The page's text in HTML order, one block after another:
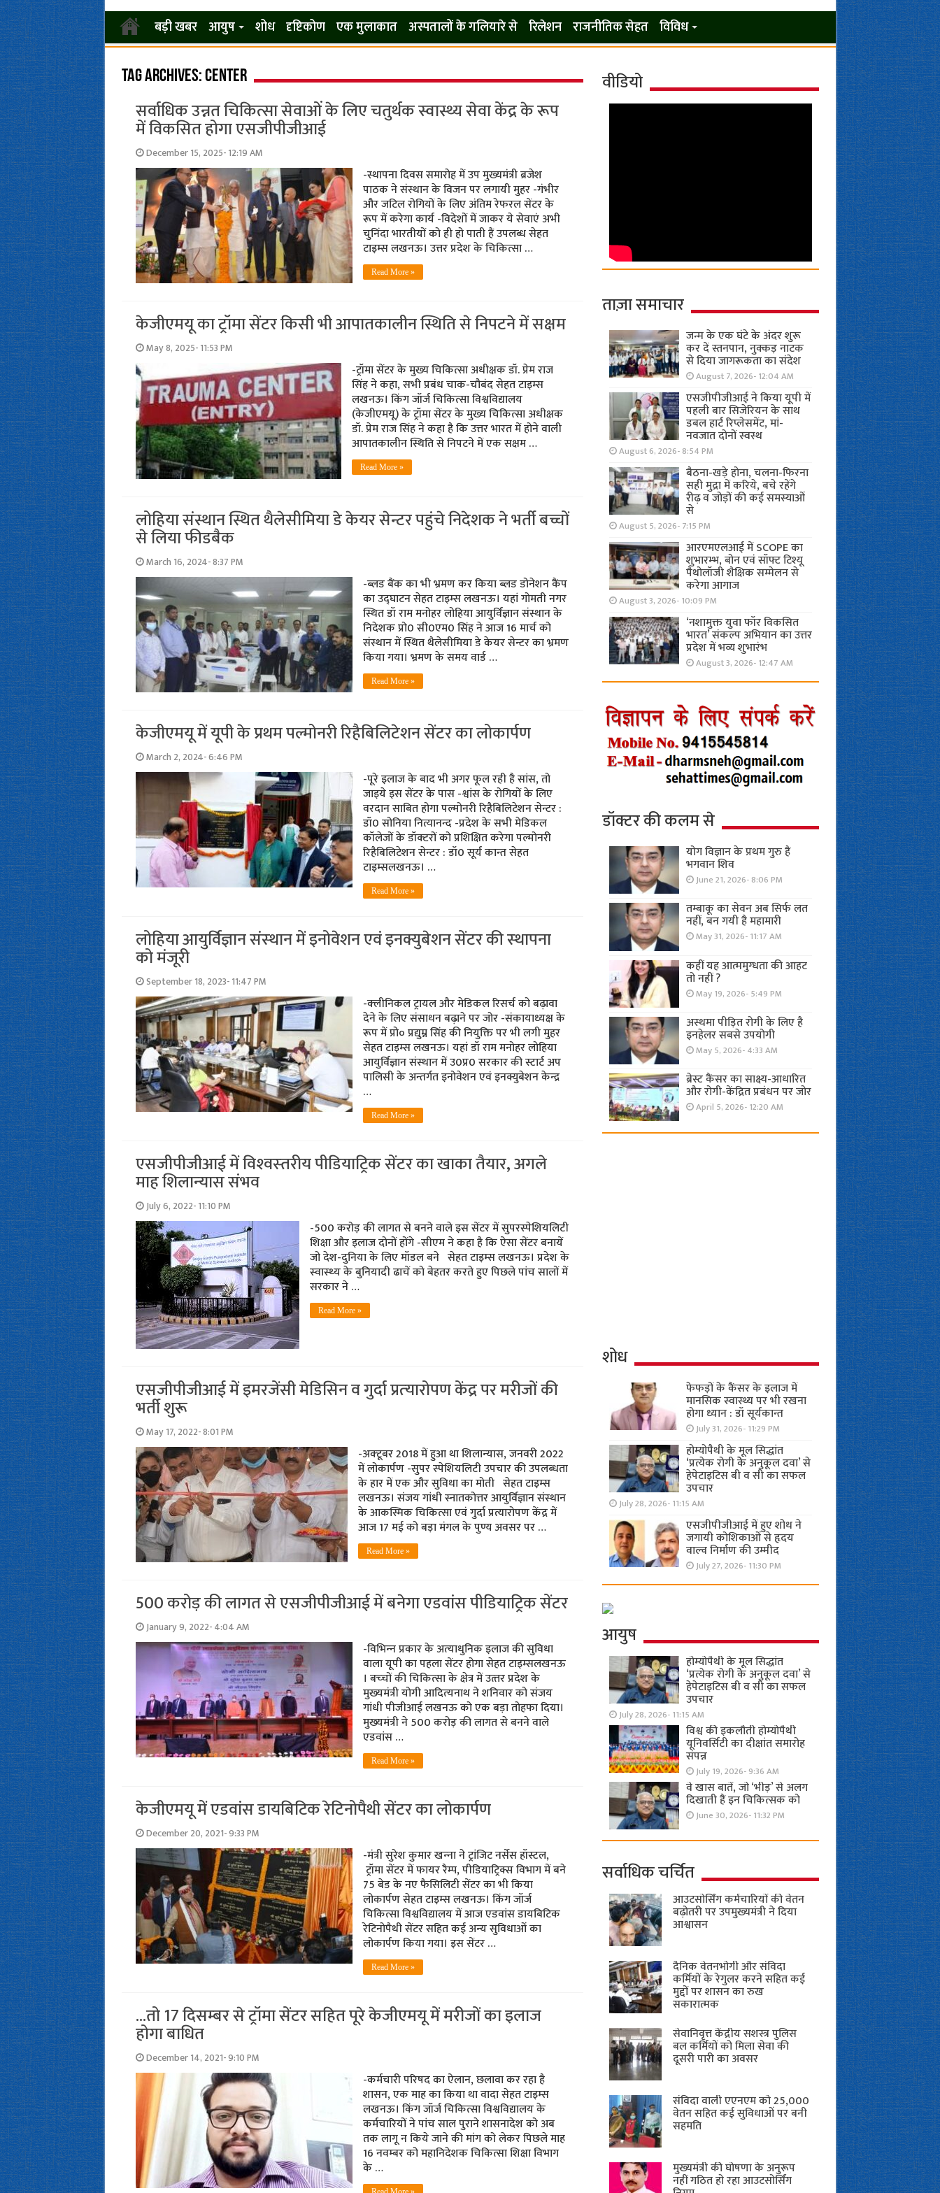
बड़ी खबर आयुष शोध दृष्टिकोण एक मुलाकात अस्पतालों के गलियारे से रिलेशन राजनीतिक सेहत विविध
Tag Archives:Center
सर्वाधिक उन्नत चिकित्सा सेवाओं के लिए चतुर्थक स्वास्थ्य सेवा केंद्र के रूप
में विकसित होगा एसजीपीजीआई
December 15, 2025- 12:19 AM
-स्थापना दिवस समारोह में उप मुख्यमंत्री ब्रजेश
पाठक ने संस्थान के विजन पर लगायी मुहर -गंभीर
और जटिल रोगियों के लिए अंतिम रेफरल सेंटर के
रूप में करेगा कार्य -विदेशों में जाकर ये सेवाएं अभी
चुनिंदा भारतीयों को ही हो पाती हैं उपलब्ध सेहत
टाइम्स लखनऊ। उत्तर प्रदेश के चिकित्सा …
Read More »
केजीएमयू का ट्रॉमा सेंटर किसी भी आपातकालीन स्थिति से निपटने में सक्षम
May 8, 2025- 11:53 PM
-ट्रॉमा सेंटर के मुख्य चिकित्सा अधीक्षक डॉ. प्रेम राज
सिंह ने कहा, सभी प्रबंध चाक-चौबंद सेहत टाइम्स
लखनऊ। किंग जॉर्ज चिकित्सा विश्वविद्यालय
(केजीएमयू) के ट्रॉमा सेंटर के मुख्य चिकित्सा अधीक्षक
डॉ. प्रेम राज सिंह ने कहा है कि उत्तर भारत में होने वाली
आपातकालीन स्थिति से निपटने में एक सक्षम …
Read More »
लोहिया संस्थान स्थित थैलेसीमिया डे केयर सेन्टर पहुंचे निदेशक ने भर्ती बच्चों
से लिया फीडबैक
March 16, 2024- 8:37 PM
-ब्लड बैंक का भी भ्रमण कर किया ब्लड डोनेशन कैंप
का उद्घाटन सेहत टाइम्स लखनऊ। यहां गोमती नगर
स्थित डॉ राम मनोहर लोहिया आयुर्विज्ञान संस्थान के
निदेशक प्रो0 सी0एम0 सिंह ने आज 16 मार्च को
संस्थान में स्थित थैलेसीमिया डे केयर सेन्टर का भ्रमण
किया गया। भ्रमण के समय वार्ड …
Read More »
केजीएमयू में यूपी के प्रथम पल्मोनरी रिहैबिलिटेशन सेंटर का लोकार्पण
March 2, 2024- 6:46 PM
-पूरे इलाज के बाद भी अगर फूल रही है सांस, तो
जाइये इस सेंटर के पास -श्वांस के रोगियों के लिए
वरदान साबित होगा पल्मोनरी रिहैबिलिटेशन सेन्टर :
डॉ0 सोनिया नित्यानन्द -प्रदेश के सभी मेडिकल
कॉलेजों के डॉक्टरों को प्रशिक्षित करेगा पल्मोनरी
रिहैबिलिटेशन सेन्टर : डॉ0 सूर्य कान्त सेहत
टाइम्सलखनऊ। …
Read More »
लोहिया आयुर्विज्ञान संस्‍थान में इनोवेशन एवं इनक्युबेशन सेंटर की स्‍थापना
को मंजूरी
September 18, 2023- 11:47 PM
-क्‍लीनिकल ट्रायल और मेडिकल रिसर्च को बढ़ावा
देने के लिए संसाधन बढ़ाने पर जोर -संकायाध्यक्ष के
रूप में प्रो० प्रद्युम्न सिंह की नियुक्ति पर भी लगी मुहर
सेहत टाइम्‍स लखनऊ। यहां डॉ राम मनोहर लोहिया
आयुर्विज्ञान संस्‍थान में उ0प्र0 सरकार की स्टार्ट अप
पालिसी के अन्तर्गत इनोवेशन एवं इनक्युबेशन केन्द्र
…
Read More »
एसजीपीजीआई में विश्‍वस्‍तरीय पीडियाट्रिक सेंटर का खाका तैयार, अगले
माह शिलान्‍यास संभव
July 6, 2022- 11:10 PM
-500 करोड़ की लागत से बनने वाले इस सेंटर में सुपरस्‍पेशियलिटी
शिक्षा और इलाज दोनों होंगे -सीएम ने कहा है कि ऐसा सेंटर बनायें
जो देश-दुनिया के लिए मॉडल बने सेहत टाइम्‍स लखनऊ। प्रदेश के
स्‍वास्‍थ्‍य के बुनियादी ढाचें को बेहतर करते हुए पिछले पांच सालों में
सरकार ने …
Read More »
एसजीपीजीआई में इमरजेंसी मेडिसिन व गुर्दा प्रत्‍यारोपण केंद्र पर मरीजों की
भर्ती शुरू
May 17, 2022- 8:01 PM
-अक्‍टूबर 2018 में हुआ था शिलान्‍यास, जनवरी 2022
में लोकार्पण -सुपर स्‍पेशियलिटी उपचार की उपलब्‍धता
के हार में एक और सुविधा का मोती सेहत टाइम्‍स
लखनऊ। संजय गांधी स्नातकोत्तर आयुर्विज्ञान संस्थान
के आकस्मिक चिकित्सा एवं गुर्दा प्रत्यारोपण केंद्र में
आज 17 मई को बड़ा मंगल के पुण्य अवसर पर …
Read More »
500 करोड़ की लागत से एसजीपीजीआई में बनेगा एडवांस पीडियाट्रिक सेंटर
January 9, 2022- 4:04 AM
-विभिन्‍न प्रकार के अत्‍याधुनिक इलाज की सुविधा
वाला यूपी का पहला सेंटर होगा सेहत टाइम्‍सलखनऊ
। बच्‍चों की चिकित्‍सा के क्षेत्र में उत्‍तर प्रदेश के
मुख्‍यमंत्री योगी आदित्‍यनाथ ने शनिवार को संजय
गांधी पीजीआई लखनऊ को एक बड़ा तोहफा दिया।
मुख्‍यमंत्री ने 500 करोड़ की लागत से बनने वाले
एडवांस …
Read More »
केजीएमयू में एडवांस डायबिटिक रेटिनोपैथी सेंटर का लोकार्पण
December 20, 2021- 9:33 PM
-मंत्री सुरेश कुमार खन्‍ना ने ट्रांजिट नर्सेस हॉस्टल,
ट्रॉमा सेंटर में फायर रैम्प, पीडियाट्रिक्स विभाग में बने
75 बेड के नए फैसिलिटी सेंटर का भी किया
लोकार्पण सेहत टाइम्‍स लखनऊ। किंग जॉर्ज
चिकित्सा विश्वविद्यालय में आज एडवांस डायबिटिक
रेटिनोपैथी सेंटर सहित कई अन्‍य सुविधाओं का
लोकार्पण किया गया। इस सेंटर …
Read More »
…तो 17 दिसम्‍बर से ट्रॉमा सेंटर सहित पूरे केजीएमयू में मरीजों का इलाज
होगा बाधित
December 14, 2021- 9:10 PM
-कर्मचारी परिषद का ऐलान, छलावा कर रहा है
शासन, एक माह का किया था वादा सेहत टाइम्‍स
लखनऊ। किंग जॉर्ज चिकित्सा विश्वविद्यालय के
कर्मचारियों ने पांच साल पुराने शासनादेश को अब
तक लागू न किये जाने की मांग को लेकर पिछले माह
16 नवम्‍बर को महानिदेशक चिकित्‍सा शिक्षा विभाग
के …
वीडियो
ताज़ा समाचार
जन्म के एक घंटे के अंदर शुरू
कर दें स्तनपान, नुक्कड़ नाटक
से दिया जागरूकता का संदेश
August 7, 2026- 12:04 AM
एसजीपीजीआई ने किया यूपी में
पहली बार सिजेरियन के साथ
डबल हार्ट रिप्लेसमेंट, मां-
नवजात दोनों स्वस्थ
August 6, 2026- 8:54 PM
बैठना-खड़े होना, चलना-फिरना
सही मुद्रा में करिये, बचे रहेंगे
रीढ़ व जोड़ों की कई समस्याओं
से
August 5, 2026- 7:15 PM
आरएमएलआई में SCOPE का
शुभारम्भ, बोन एवं सॉफ्ट टिश्यू
पैथोलॉजी शैक्षिक सम्मेलन से
करेगा आगाज
August 3, 2026- 10:09 PM
‘नशामुक्त युवा फॉर विकसित
भारत’ संकल्प अभियान का उत्तर
प्रदेश में भव्य शुभारंभ
August 3, 2026- 12:47 AM
डॉक्टर की कलम से
योग विज्ञान के प्रथम गुरु हैं
भगवान शिव
June 21, 2026- 8:06 PM
तम्बाकू का सेवन अब सिर्फ लत
नहीं, बन गयी है महामारी
May 31, 2026- 11:17 AM
कहीं यह आत्ममुग्धता की आहट
तो नहीं ?
May 19, 2026- 5:49 PM
अस्थमा पीड़ित रोगी के लिए है
इनहेलर सबसे उपयोगी
May 5, 2026- 4:33 AM
ब्रेस्ट कैंसर का साक्ष्य-आधारित
और रोगी-केंद्रित प्रबंधन पर जोर
April 5, 2026- 12:20 AM
शोध
फेफड़ों के कैंसर के इलाज में
मानसिक स्वास्थ्य पर भी रखना
होगा ध्यान : डॉ सूर्यकान्त
July 31, 2026- 11:29 PM
होम्योपैथी के मूल सिद्धांत
‘प्रत्येक रोगी केे अनुकूल दवा’ से
हेपेटाइटिस बी व सी का सफल
उपचार
July 28, 2026- 11:15 AM
एसजीपीजीआई में हुए शोध ने
जगायी कोशिकाओं से हृदय
वाल्व निर्माण की उम्मीद
July 27, 2026- 11:30 PM
आयुष
होम्योपैथी के मूल सिद्धांत
‘प्रत्येक रोगी केे अनुकूल दवा’ से
हेपेटाइटिस बी व सी का सफल
उपचार
July 28, 2026- 11:15 AM
विश्व की इकलौती होम्योपैथी
यूनिवर्सिटी का दीक्षांत समारोह
संपन्न
July 19, 2026- 9:36 AM
वे खास बातें, जो ‘भीड़’ से अलग
दिखाती हैं इन चिकित्सक को
June 30, 2026- 11:32 PM
सर्वाधिक चर्चित
आउटसोर्सिंग कर्मचारियों की वेतन
बढ़ोतरी पर उपमुख्यमंत्री ने दिया
आश्वासन
दैनिक वेतनभोगी और संविदा
कर्मियों के रेगुलर करने सहित कई
मुद्दों पर शासन का रुख
सकारात्मक
सेवानिवृत्त केंद्रीय सशस्त्र पुलिस
बल ​कर्मियों को मिला सेवा की
दूसरी पारी का अवसर
संविदा वाली एएनएम को 25,000
वेतन सहित कई सुविधाओं पर बनी
सहमति
मुख्यमंत्री की घोषणा के अनुरूप
नहीं गठित हो रहा आउटसोर्सिंग